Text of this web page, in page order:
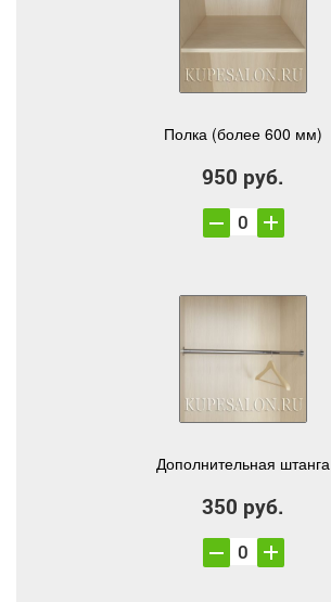
Полка (более 600 мм)
950 руб.
Дополнительная штанга
350 руб.